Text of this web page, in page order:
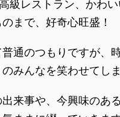
級レストラン、かわ
まで、好奇心旺盛！
通のつもりですが、
みんなを笑わせてしま
来事や、今興味のあ